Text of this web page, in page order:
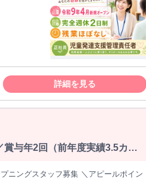
き」 という、あなたの信念を 支
母体となり、万全のサポート体制を 整
【応募資格】 児童発
い環境です。 【給与】 月給
、交通費支給、昇給あり、 賞与年2回
新しい環境で、子ども
ニングならではの
詳細を見る
賞与年2回（前年度実績3.5カ月
フ募集 ＼アピールポイン